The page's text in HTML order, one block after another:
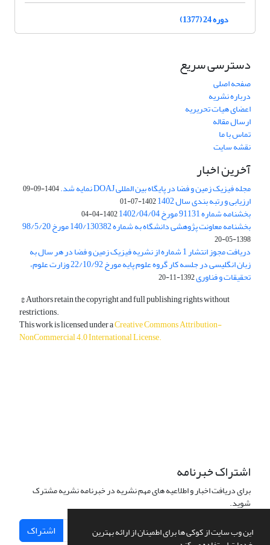
این وب سایت از کوکی ها برای اطمینان از ارائه بهترین
دوره 24 (1377)
دسترسی سریع
صفحه اصلی
درباره نشریه
اعضای هیات تحریریه
ارسال مقاله
تماس با ما
نقشه سایت
آخرین اخبار
مجله فیزیک زمین و فضا در پایگاه بین المللی DOAJ نمایه شد. 1404-09-09
ارزیابی و رتبه بندی سال 1402 1402-07-01
بخشنامه شماره 91131 مورخ 1402/04/04 1402-04-04
بخشنامه معاونت پژوهشی دانشگاه به شماره 140/130382 مورخ 98/5/20
1398-05-20
دریافت مجوز انتشار 1 شماره از نشریه فیزیک زمین و فضا در هر سال به
زبان انگلیسی در جلسه کار گروه علوم پایه مورخ 22/10/92 وزارت علوم،
تحقیقات و فناوری1392-11-20
© Authors retain the copyright and full publishing rights without
restrictions.
This work is licensed under aCreative Commons Attribution-
NonCommercial 4.0 International License.
اشتراک خبرنامه
برای دریافت اخبار و اطلاعیه های مهم نشریه در خبرنامه نشریه مشترک
شوید.
اشتراک